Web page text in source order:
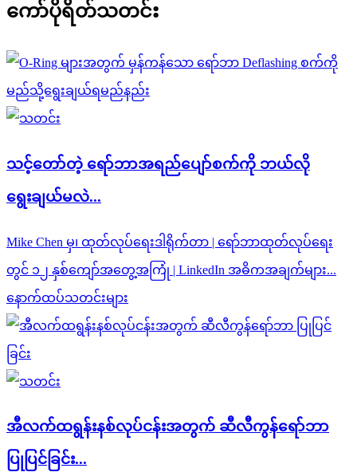
ကော်ပိုရိတ်သတင်း
သင့်တော်တဲ့ ရော်ဘာအရည်ပျော်စက်ကို ဘယ်လို
ရွေးချယ်မလဲ...
Mike Chen မှ၊ ထုတ်လုပ်ရေးဒါရိုက်တာ | ရော်ဘာထုတ်လုပ်ရေး
တွင် ၁၂ နှစ်ကျော်အတွေ့အကြုံ | LinkedIn အဓိကအချက်များ...
နောက်ထပ်သတင်းများ
အီလက်ထရွန်းနစ်လုပ်ငန်းအတွက် ဆီလီကွန်ရော်ဘာ
ပြုပြင်ခြင်း...